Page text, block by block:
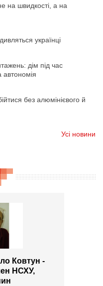
на швидкості, а на
українці
дім під час
автономія
без алюмінієвого й
Усі новини
Ковтун -
НСХУ,